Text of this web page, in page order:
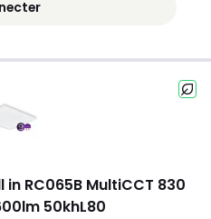
in RC065B MultiCCT 830
50khL80